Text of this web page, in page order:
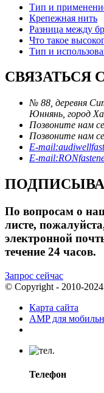
Тип и
Крепежная нить
Разница между
Что такое
Тип и
СВЯЗАТЬСЯ
№ 88, деревня
Юннянь, город
Позвоните нам
Позвоните нам
E-
E-
По вопросам о
листе,
электронной
течение 24 часов.
Запрос сейчас
© Copyright - 2010-
Карта сайта
AMP для
Телефон